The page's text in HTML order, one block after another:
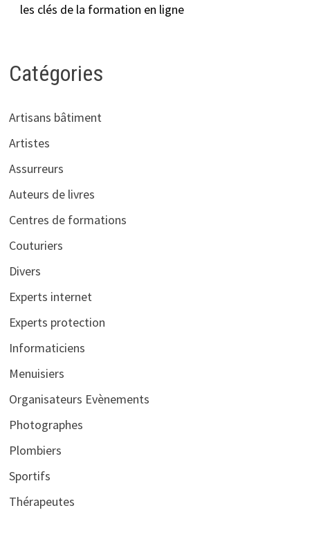
les clés de la formation en ligne
Catégories
Artisans bâtiment
Artistes
Assurreurs
Auteurs de livres
Centres de formations
Couturiers
Divers
Experts internet
Experts protection
Informaticiens
Menuisiers
Organisateurs Evènements
Photographes
Plombiers
Sportifs
Thérapeutes